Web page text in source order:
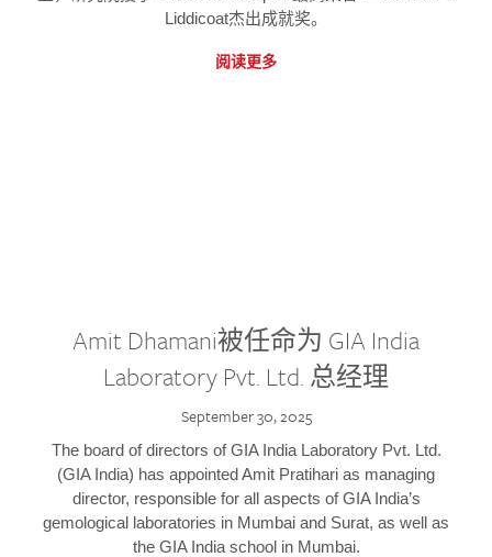
Liddicoat杰出成就奖。
阅读更多
Amit Dhamani被任命为 GIA India
Laboratory Pvt. Ltd. 总经理
September 30, 2025
The board of directors of GIA India Laboratory Pvt. Ltd.
(GIA India) has appointed Amit Pratihari as managing
director, responsible for all aspects of GIA India’s
gemological laboratories in Mumbai and Surat, as well as
the GIA India school in Mumbai.